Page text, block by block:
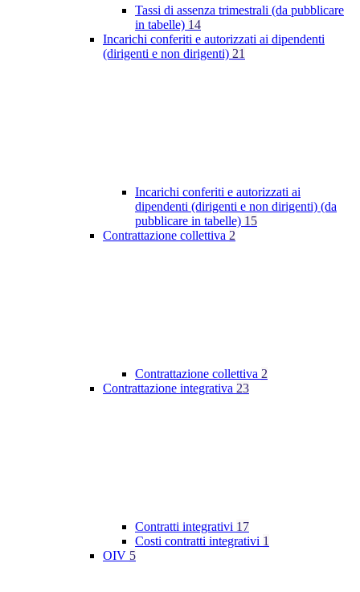
Tassi di assenza trimestrali (da pubblicare
in tabelle) 14
Incarichi conferiti e autorizzati ai dipendenti
(dirigenti e non dirigenti) 21
Incarichi conferiti e autorizzati ai
dipendenti (dirigenti e non dirigenti) (da
pubblicare in tabelle) 15
Contrattazione collettiva 2
Contrattazione collettiva 2
Contrattazione integrativa 23
Contratti integrativi 17
Costi contratti integrativi 1
OIV 5